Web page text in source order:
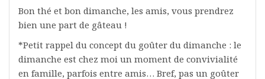
Bon thé et bon dimanche, les amis, vous prendrez
bien une part de gâteau !
*Petit rappel du concept du goûter du dimanche : le
dimanche est chez moi un moment de convivialité
en famille, parfois entre amis… Bref, pas un goûter